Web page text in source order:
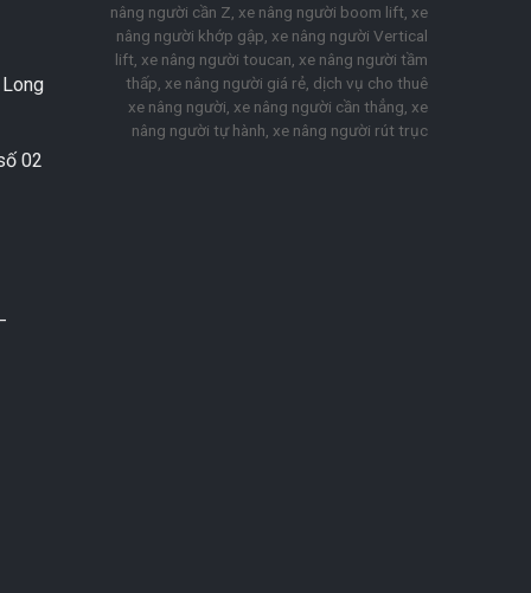
02
nâng người cần Z, xe nâng người boom lift, xe
nâng người khớp gập, xe nâng người Vertical
lift, xe nâng người toucan, xe nâng người tầm
thấp, xe nâng người giá rẻ, dịch vụ cho thuê
xe nâng người, xe nâng người cần thẳng, xe
nâng người tự hành, xe nâng người rút trục